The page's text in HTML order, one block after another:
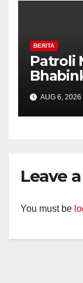
BERITA
Patroli
Pilar
Diajak
AUG 6, 2026
Leave
You must be